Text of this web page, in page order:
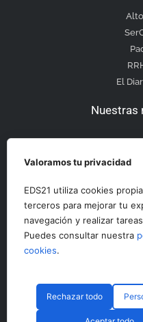
El
Nuestras
Otras
©
Valoramos tu privacidad
EDS21 utiliza cookies
terceros para mejorar tu
navegación y realizar
Puedes consultar nuestra
cookies.
Rechazar todo